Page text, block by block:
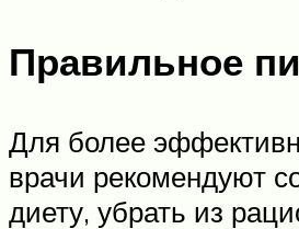
Правильное
Для более
врачи рекомендуют
диету, убрать из